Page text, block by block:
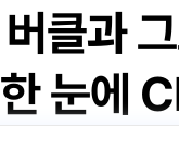
버클과
한 눈에